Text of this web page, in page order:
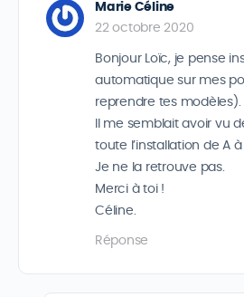
Marie Céline
22 octobre 2020
Bonjour Loïc, je pense
automatique sur mes
reprendre tes modèles).
Il me semblait avoir vu
toute l’installation de A à
Je ne la retrouve pas.
Merci à toi !
Céline.
Réponse